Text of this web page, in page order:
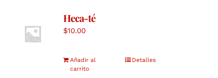
Heca-té
$10.00
Añadir al
carrito
Detalles